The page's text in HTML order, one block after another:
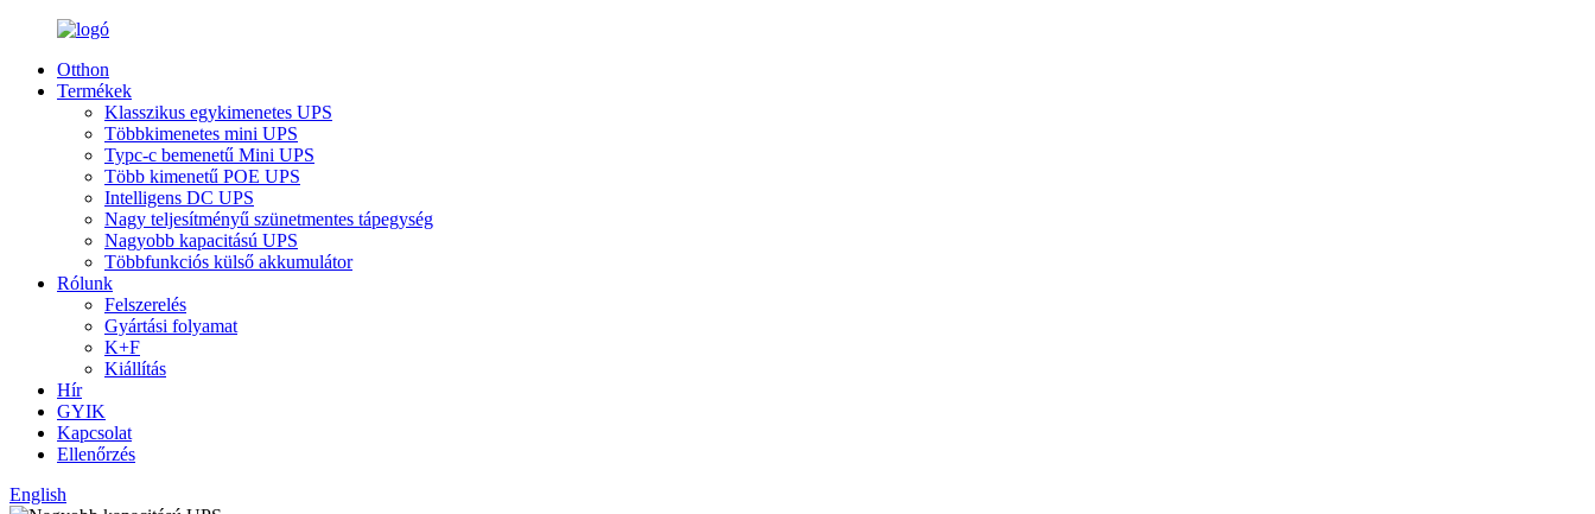
Otthon
Termékek
Klasszikus egykimenetes UPS
Többkimenetes mini UPS
Typc-c bemenetű Mini UPS
Több kimenetű POE UPS
Intelligens DC UPS
Nagy teljesítményű szünetmentes tápegység
Nagyobb kapacitású UPS
Többfunkciós külső akkumulátor
Rólunk
Felszerelés
Gyártási folyamat
K+F
Kiállítás
Hír
GYIK
Kapcsolat
Ellenőrzés
English